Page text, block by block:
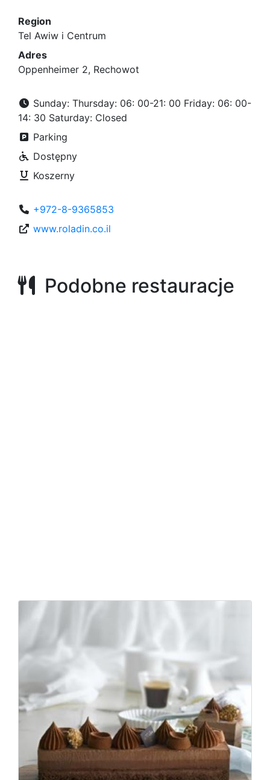
Region
Tel Awiw i Centrum
Adres
Oppenheimer 2, Rechowot
Sunday: Thursday: 06: 00-21: 00 Friday: 06: 00-
14: 30 Saturday: Closed
Parking
Dostępny
Koszerny
+972-8-9365853
www.roladin.co.il
Podobne restauracje